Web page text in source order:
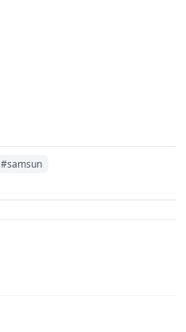
#samsun